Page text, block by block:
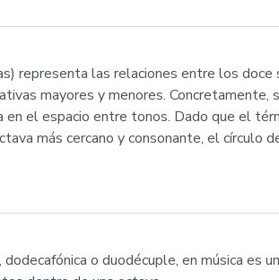
representa las relaciones entre los
mayores y menores.
el espacio entre tonos. Dado que el
más cercano y consonante, el círculo
o duodécuple, en música es